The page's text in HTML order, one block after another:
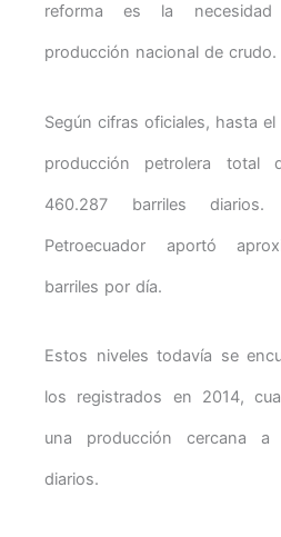
reforma es la
producción nacional de crudo.
Según cifras oficiales, hasta
producción petrolera total
460.287 barriles
Petroecuador aportó
barriles por día.
Estos niveles todavía se
los registrados en 2014,
una producción cercana a
diarios.